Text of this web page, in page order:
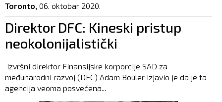
Toronto, 06. oktobar 2020.
Direktor DFC: Kineski pristup
neokolonijalistički
Izvršni direktor Finansijske korporcije SAD za
međunarodni razvoj (DFC) Adam Bouler izjavio je da je ta
agencija veoma posvećena...